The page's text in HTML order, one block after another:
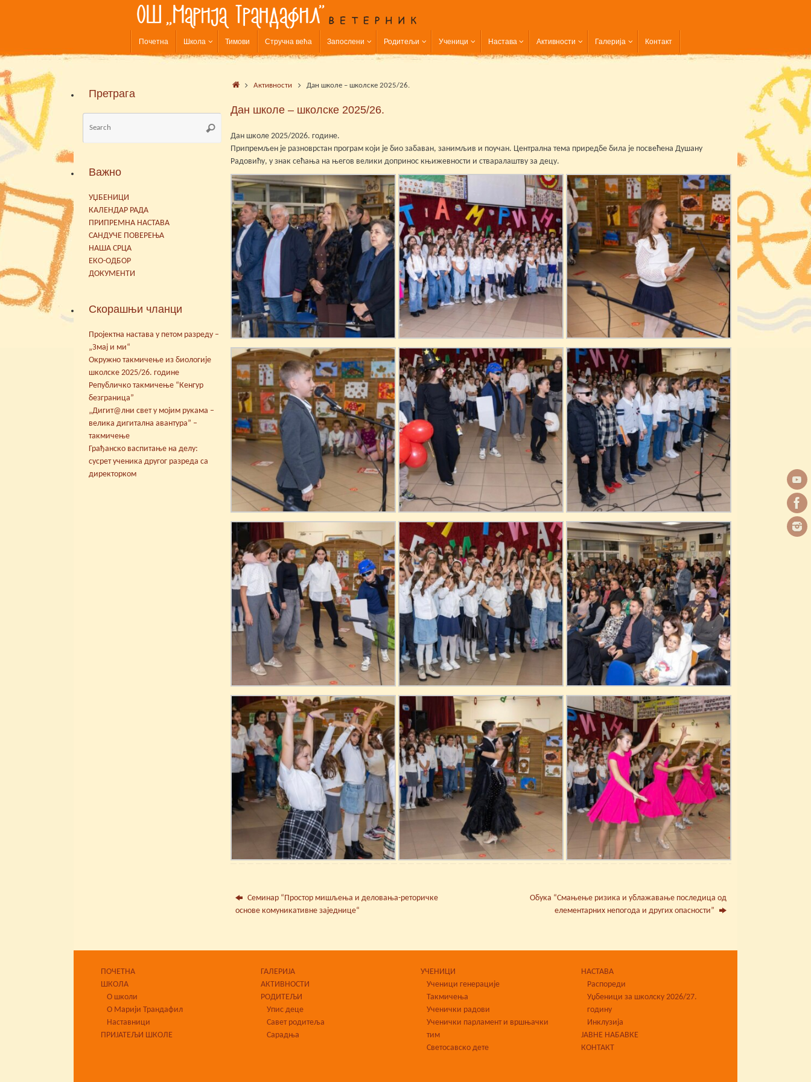
Почетна Школа Тимови Стручна већа Запослени Родитељи Ученици Настава Активности Галерија Контакт
HomeАктивности Дан школе – школске 2025/26.
Дан школе – школске 2025/26.
Дан школе 2025/2026. године.
Припремљен је разноврстан програм који је био забаван, занимљив и поучан. Централна тема приредбе била је посвећена Душану
Радовићу, у знак сећања на његов велики допринос књижевности и стваралаштву за децу.
Семинар “Простор мишљења и деловања-реторичке
основе комуникативне заједнице“
Обука “Смањење ризика и ублажавање последица од
елементарних непогода и других опасности”
Претрага
Search
for:
Search
Важно
УЏБЕНИЦИ
КАЛЕНДАР РАДА
ПРИПРЕМНА НАСТАВА
САНДУЧЕ ПОВЕРЕЊА
НАША СРЦА
ЕКО-ОДБОР
ДОКУМЕНТИ
Скорашњи чланци
Пројектна настава у петом разреду –
„Змај и ми“
Окружно такмичење из биологије
школске 2025/26. године
Републичко такмичење “Кенгур
безграница”
„Дигит@лни свет у мојим рукама –
велика дигитална авантура” –
такмичење
Грађанско васпитање на делу:
сусрет ученика другог разреда са
директорком
ПОЧЕТНА
ШКОЛА
О школи
О Марији Трандафил
Наставници
ПРИЈАТЕЉИ ШКОЛЕ
ГАЛЕРИЈА
АКТИВНОСТИ
РОДИТЕЉИ
Упис деце
Савет родитеља
Сарадња
УЧЕНИЦИ
Ученици генерације
Такмичења
Ученички радови
Ученички парламент и вршњачки
тим
Светосавско дете
НАСТАВА
Распореди
Уџбеници за школску 2026/27.
годину
Инклузија
ЈАВНЕ НАБАВКЕ
КОНТАКТ